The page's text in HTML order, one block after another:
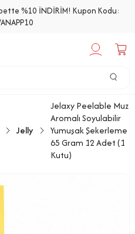
%10 İNDİRİM! Kupon Kodu:
Jelly
Jelaxy Peelable Muz
Aromalı Soyulabilir
Yumuşak Şekerleme
65 Gram 12 Adet (1
Kutu)